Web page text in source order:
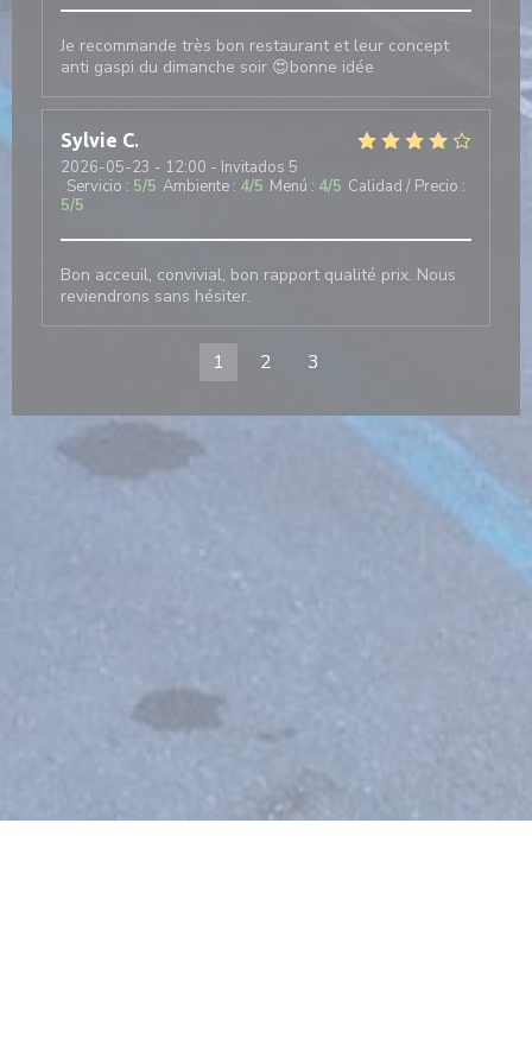
nueva ventana))
Je recommande très bon restaurant et leur concept
anti gaspi du dimanche soir 😍bonne idée
Sylvie C
2026-05-23 - 12:00 - Invitados 5
Servicio : 5/5 Ambiente : 4/5 Menú : 4/5 Calidad / Precio :
5/5
Bon acceuil, convivial, bon rapport qualité prix. Nous
reviendrons sans hésiter.
1 2 3